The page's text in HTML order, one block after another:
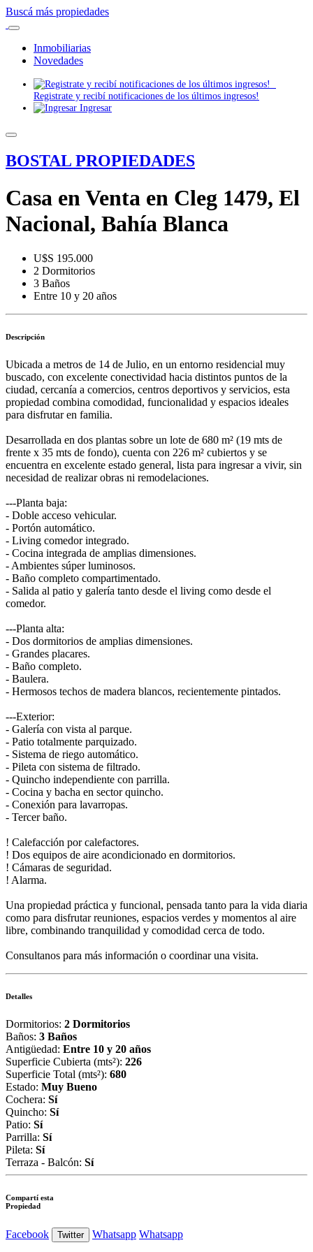
Buscá más propiedades
Inmobiliarias
Novedades
Registrate y recibí notificaciones de los últimos ingresos!
Ingresar
BOSTAL PROPIEDADES
Casa en Venta en Cleg 1479, El
Nacional, Bahía Blanca
U$S 195.000
2 Dormitorios
3 Baños
Entre 10 y 20 años
Descripción
Ubicada a metros de 14 de Julio, en un entorno residencial muy
buscado, con excelente conectividad hacia distintos puntos de la
ciudad, cercanía a comercios, centros deportivos y servicios, esta
propiedad combina comodidad, funcionalidad y espacios ideales
para disfrutar en familia.
Desarrollada en dos plantas sobre un lote de 680 m² (19 mts de
frente x 35 mts de fondo), cuenta con 226 m² cubiertos y se
encuentra en excelente estado general, lista para ingresar a vivir, sin
necesidad de realizar obras ni remodelaciones.
---Planta baja:
- Doble acceso vehicular.
- Portón automático.
- Living comedor integrado.
- Cocina integrada de amplias dimensiones.
- Ambientes súper luminosos.
- Baño completo compartimentado.
- Salida al patio y galería tanto desde el living como desde el
comedor.
---Planta alta:
- Dos dormitorios de amplias dimensiones.
- Grandes placares.
- Baño completo.
- Baulera.
- Hermosos techos de madera blancos, recientemente pintados.
---Exterior:
- Galería con vista al parque.
- Patio totalmente parquizado.
- Sistema de riego automático.
- Pileta con sistema de filtrado.
- Quincho independiente con parrilla.
- Cocina y bacha en sector quincho.
- Conexión para lavarropas.
- Tercer baño.
! Calefacción por calefactores.
! Dos equipos de aire acondicionado en dormitorios.
! Cámaras de seguridad.
! Alarma.
Una propiedad práctica y funcional, pensada tanto para la vida diaria
como para disfrutar reuniones, espacios verdes y momentos al aire
libre, combinando tranquilidad y comodidad cerca de todo.
Consultanos para más información o coordinar una visita.
Detalles
Dormitorios: 2 Dormitorios
Baños: 3 Baños
Antigüedad: Entre 10 y 20 años
Superficie Cubierta (mts²): 226
Superficie Total (mts²): 680
Estado: Muy Bueno
Cochera: Sí
Quincho: Sí
Patio: Sí
Parrilla: Sí
Pileta: Sí
Terraza - Balcón: Sí
Compartí esta
Propiedad
Facebook Twitter Whatsapp Whatsapp